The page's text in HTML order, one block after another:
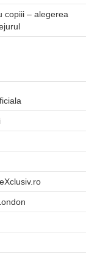
copiii – alegerea